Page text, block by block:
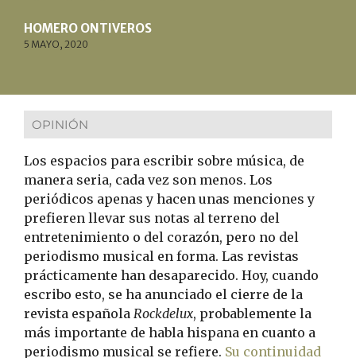
HOMERO ONTIVEROS
5 MAYO, 2020
OPINIÓN
Los espacios para escribir sobre música, de
manera seria, cada vez son menos. Los
periódicos apenas y hacen unas menciones y
prefieren llevar sus notas al terreno del
entretenimiento o del corazón, pero no del
periodismo musical en forma. Las revistas
prácticamente han desaparecido. Hoy, cuando
escribo esto, se ha anunciado el cierre de la
revista española Rockdelux, probablemente la
más importante de habla hispana en cuanto a
periodismo musical se refiere. Su continuidad